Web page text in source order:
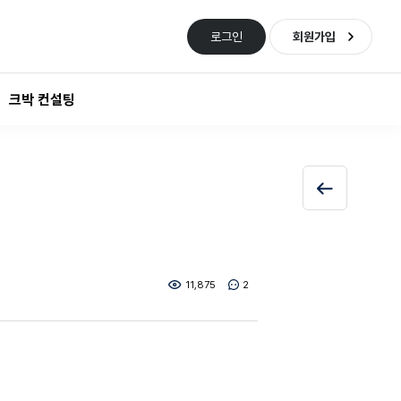
로그인 회원가입
크박 컨설팅
11,875 2